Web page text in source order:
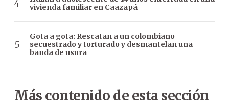
vivienda familiar en Caazapá
Gota a gota: Rescatan a un colombiano
secuestrado y torturado y desmantelan una
banda de usura
Más contenido de esta sección